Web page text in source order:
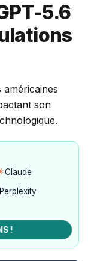
5.6
Claude
Ouvrir
avec
Perplexity
Ouvrir
Perplexity
!